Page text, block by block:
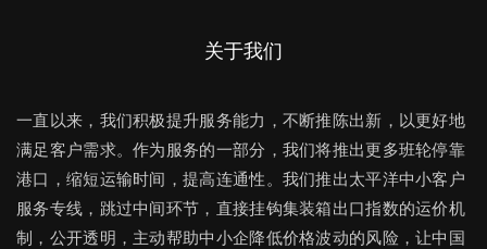
关于我们
一直以来，我们积极提升服务能力，不断推陈出新，以更好地
满足客户需求。作为服务的一部分，我们将推出更多班轮停靠
港口，缩短运输时间，提高连通性。我们推出太平洋中小客户
服务专线，跳过中间环节，直接挂钩集装箱出口指数的运价机
制，公开透明，主动帮助中小企降低价格波动的风险，让中国